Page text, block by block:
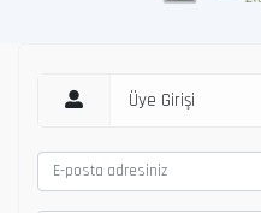
Üye Girişi